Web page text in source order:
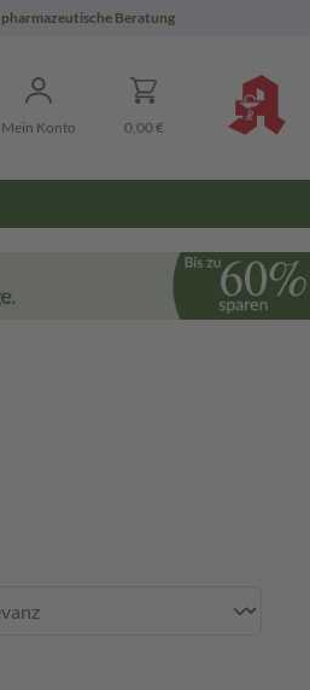
pharmazeutische Beratung
Mein Konto 0,00 €